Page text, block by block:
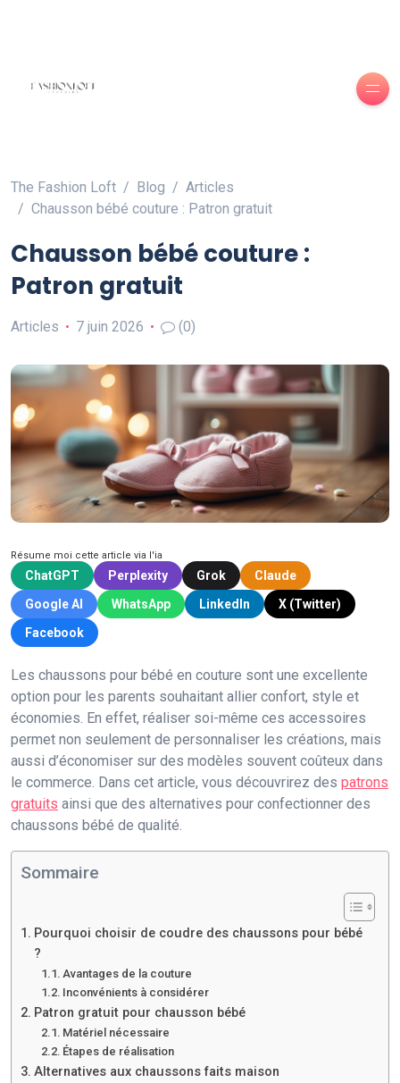
The Fashion Loft Blog
Articles
Chausson bébé couture : Patron gratuit
Chausson bébé couture :
Patron gratuit
Articles 7 juin 2026 (0)
Résume moi cette article via l'ia
ChatGPT Perplexity Grok
Claude
Google AI
WhatsApp LinkedIn
X (Twitter)
Facebook
Les chaussons pour bébé en couture sont une excellente
option pour les parents souhaitant allier confort, style et
économies. En effet, réaliser soi-même ces accessoires
permet non seulement de personnaliser les créations, mais
aussi d’économiser sur des modèles souvent coûteux dans
le commerce. Dans cet article, vous découvrirez des patrons
gratuits ainsi que des alternatives pour confectionner des
chaussons bébé de qualité.
Sommaire
Pourquoi choisir de coudre des chaussons pour bébé
?
Avantages de la couture
Inconvénients à considérer
Patron gratuit pour chausson bébé
Matériel nécessaire
Étapes de réalisation
Alternatives aux chaussons faits maison